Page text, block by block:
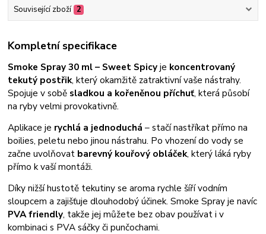
Související zboží 2
Kompletní specifikace
Smoke Spray 30 ml – Sweet Spicyje koncentrovaný
tekutý postřik, který okamžitě zatraktivní vaše nástrahy.
Spojuje v sobě sladkou a kořeněnou příchuť, která působí
na ryby velmi provokativně.
Aplikace je rychlá a jednoduchá – stačí nastříkat přímo na
boilies, peletu nebo jinou nástrahu. Po vhození do vody se
začne uvolňovat barevný kouřový obláček, který láká ryby
přímo k vaší montáži.
Díky nižší hustotě tekutiny se aroma rychle šíří vodním
sloupcem a zajišťuje dlouhodobý účinek. Smoke Spray je navíc
PVA friendly, takže jej můžete bez obav používat i v
kombinaci s PVA sáčky či punčochami.